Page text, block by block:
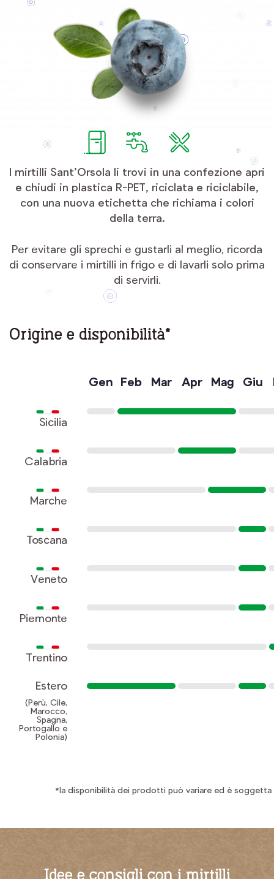
I mirtilli Sant’Orsola li trovi in una confezione apri
e chiudi in plastica R-PET, riciclata e riciclabile,
con una nuova etichetta che richiama i colori
della terra.
Per evitare gli sprechi e gustarli al meglio, ricorda
di conservare i mirtilli in frigo e di lavarli solo prima
di servirli.
Origine e disponibilità*
Gen Feb Mar Apr Mag Giu
Sicilia
Calabria
Marche
Toscana
Veneto
Piemonte
Trentino
Estero
(Perù, Cile,
Marocco,
Spagna,
Portogallo e
Polonia)
*la disponibilità dei prodotti può variare ed è
Idee e consigli con i mirtilli